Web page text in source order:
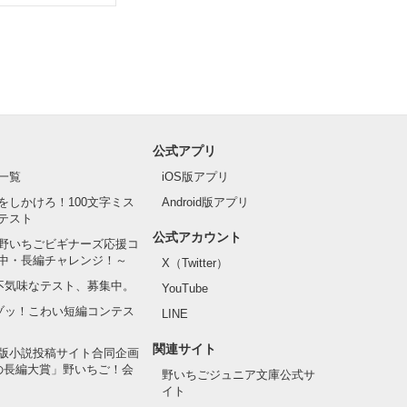
覧
しかけろ！100文字ミス
スト
いちごビギナーズ応援コ
・長編チャレンジ！～
味なテスト、募集中。
ッ！こわい短編コンテス
小説投稿サイト合同企画
長編大賞」野いちご！会
公式アプリ
iOS版アプリ
Android版アプリ
公式アカウント
X（Twitter）
YouTube
LINE
関連サイト
野いちごジュニア文庫公式サ
イト